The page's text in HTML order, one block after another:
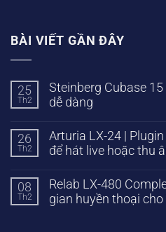
BÀI VIẾT GẦN ĐÂY
25
Th2
Steinberg Cubase
dễ dàng
26
Th2
Arturia LX-24 |
để hát live hoặc thu
08
Th2
Relab LX-480
gian huyền thoại